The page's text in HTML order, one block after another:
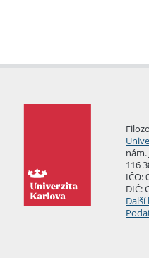
nám.
116
IČO:
DIČ: